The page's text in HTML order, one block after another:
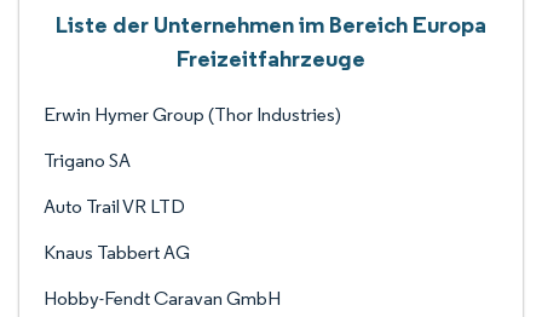
Liste der Unternehmen im Bereich Europa
Freizeitfahrzeuge
Erwin Hymer Group (Thor Industries)
Trigano SA
Auto Trail VR LTD
Knaus Tabbert AG
Hobby-Fendt Caravan GmbH